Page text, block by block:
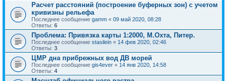
Расчет расстояний (построение буферных зон) с учетом
кривизны рельефа
Последнее сообщение gamm « 09 май 2020, 08:28
Ответы: 6
Проблема: Привязка карты 1:2000, М.Охта, Питер.
Последнее сообщение stasilein « 14 фев 2020, 02:46
Ответы: 3
ЦМР дна прибрежных вод ДВ морей
Последнее сообщение gis4ever « 14 янв 2020, 14:58
Ответы: 4